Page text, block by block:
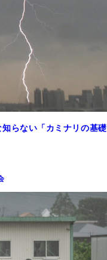
らない「カミナリの基礎